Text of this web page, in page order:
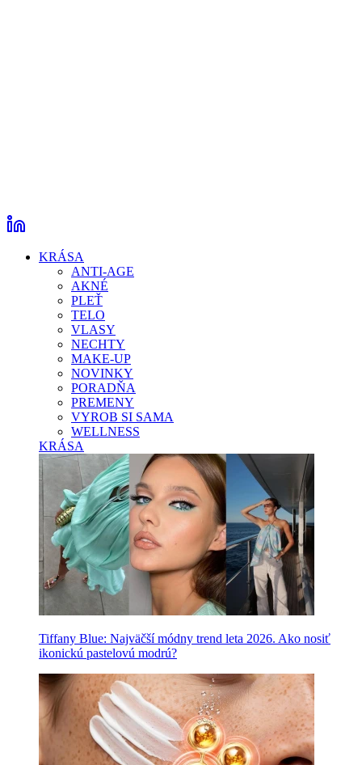
KRÁSA
ANTI-AGE
AKNÉ
PLEŤ
TELO
VLASY
NECHTY
MAKE-UP
NOVINKY
PORADŇA
PREMENY
VYROB SI SAMA
WELLNESS
KRÁSA
Tiffany Blue: Najväčší módny trend leta 2026. Ako nosiť
ikonickú pastelovú modrú?